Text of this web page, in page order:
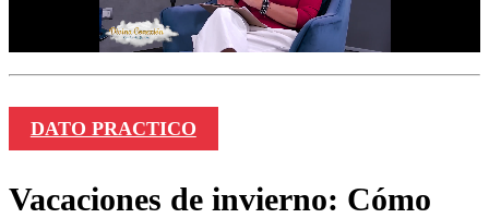
DATO PRACTICO
Vacaciones de invierno: Cómo